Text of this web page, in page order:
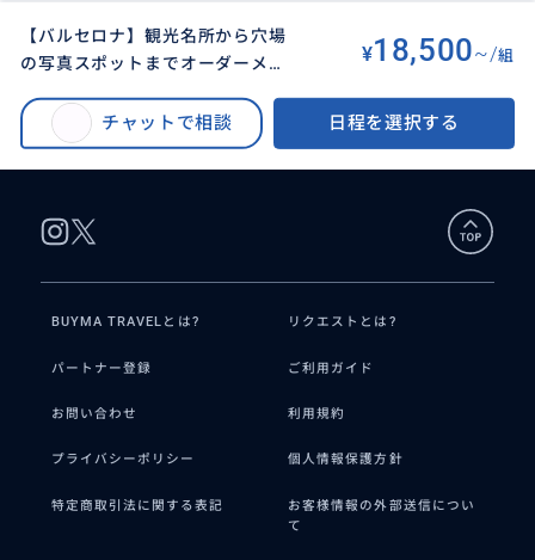
【バルセロナ】観光名所から穴場
の写真スポットまでオーダーメイ
¥18,500~/組
チャットで相談 日程を選択する
【バルセロナ】観光名所から穴場の写真スポットまでオーダーメイドでガイ
ドします！半日プラン
BUYMA TRAVELとは? リクエストとは?
パートナー登録 ご利用ガイド
お問い合わせ 利用規約
プライバシーポリシー 個人情報保護方針
特定商取引法に関する表記
お客様情報の外部送信につい
て